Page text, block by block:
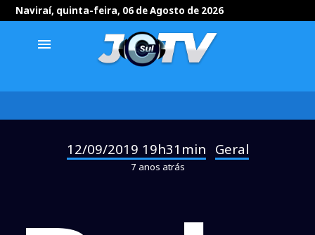
Naviraí, quinta-feira, 06 de Agosto de 2026
menu
12/09/2019 19h31min Geral
7 anos atrás